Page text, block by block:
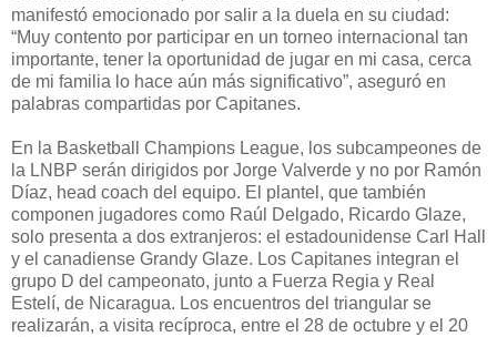
manifestó emocionado por salir a la duela en su ciudad:
“Muy contento por participar en un torneo internacional tan
importante, tener la oportunidad de jugar en mi casa, cerca
de mi familia lo hace aún más significativo”, aseguró en
palabras compartidas por Capitanes.
En la Basketball Champions League, los subcampeones de
la LNBP serán dirigidos por Jorge Valverde y no por Ramón
Díaz, head coach del equipo. El plantel, que también
componen jugadores como Raúl Delgado, Ricardo Glaze,
solo presenta a dos extranjeros: el estadounidense Carl Hall
y el canadiense Grandy Glaze. Los Capitanes integran el
grupo D del campeonato, junto a Fuerza Regia y Real
Estelí, de Nicaragua. Los encuentros del triangular se
realizarán, a visita recíproca, entre el 28 de octubre y el 20